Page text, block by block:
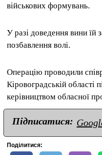
військових формувань.
У разі доведення вини їй
позбавлення волі.
Операцію проводили
Кіровоградській області
керівництвом обласної
Підписатися:
Поділитися: